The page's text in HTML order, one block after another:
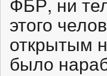
этого
открытым
было